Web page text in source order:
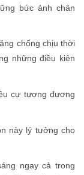
bức ảnh chân
chống chịu thời
những điều kiện
cự tương đương
này lý tưởng cho
ngay cả trong